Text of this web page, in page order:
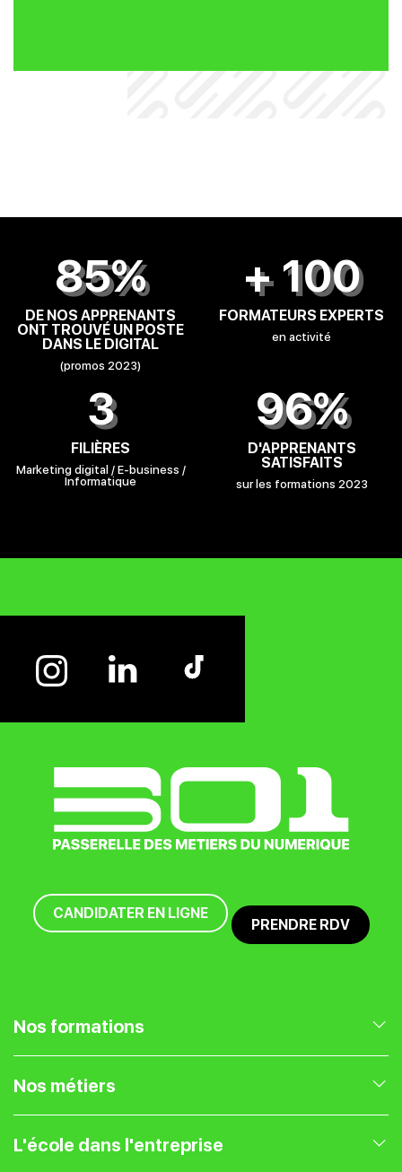
85%
DE NOS APPRENANTS
ONT TROUVÉ UN POSTE
DANS LE DIGITAL
(promos 2023)
+ 100
FORMATEURS EXPERTS
en activité
3
FILIÈRES
Marketing digital / E-business /
Informatique
96%
D'APPRENANTS
SATISFAITS
sur les formations 2023
CANDIDATER EN LIGNE
PRENDRE RDV
Nos formations
Nos formations en Marketing Digital
Nos formations en Gestion de projet
Nos métiers
Expert Webmarketing
L'école dans l'entreprise